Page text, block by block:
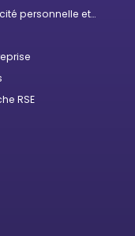
personnelle et
RSE